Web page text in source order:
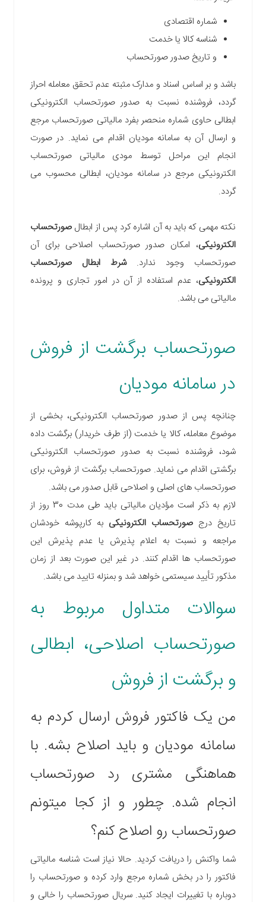
شماره اقتصادی
شناسه کالا یا خدمت
و تاریخ صدور صورتحساب
باشد و بر اساس اسناد و مدارک مثبته عدم تحقق معامله احراز
گردد، فروشنده نسبت به صدور صورتحساب الکترونیکی
ابطالی حاوی شماره منحصر بفرد مالیاتی صورتحساب مرجع
و ارسال آن به سامانه مودیان اقدام می نماید. در صورت
انجام این مراحل توسط مودی مالیاتی صورتحساب
الکترونیکی مرجع در سامانه مودیان، ابطالی محسوب می
گردد.
نکته مهمی که باید به آن اشاره کرد پس از ابطال صورتحساب
الکترونیکی، امکان صدور صورتحساب اصلاحی برای آن
صورتحساب وجود ندارد.شرط ابطال صورتحساب
الکترونیکی، عدم استفاده از آن در امور تجاری و پرونده
مالیاتی می باشد.
صورتحساب برگشت از فروش
در سامانه مودیان
چنانچه پس از صدور صورتحساب الکترونیکی، بخشی از
موضوع معامله، کالا یا خدمت (از طرف خریدار) برگشت داده
شود، فروشنده نسبت به صدور صورتحساب الکترونیکی
برگشتی اقدام می نماید. صورتحساب برگشت از فروش، برای
صورتحساب های اصلی و اصلاحی قابل صدور می باشد.
لازم به ذکر است مؤدیان مالیاتی باید طی مدت 30 روز از
تاریخ درج صورتحساب الکترونیکی به کارپوشه خودشان
مراجعه و نسبت به اعلام پذیرش یا عدم پذیرش این
صورتحساب ها اقدام کنند. در غیر این صورت بعد از زمان
مذکور تأیید سیستمی خواهد شد و بمنزله تایید می باشد.
سوالات متداول مربوط به
صورتحساب اصلاحی، ابطالی
و برگشت از فروش
من یک فاکتور فروش ارسال کردم به
سامانه مودیان و باید اصلاح بشه. با
هماهنگی مشتری رد صورتحساب
انجام شده. چطور و از کجا میتونم
صورتحساب رو اصلاح کنم؟
شما واکنش را دریافت کردید. حالا نیاز است شناسه مالیاتی
فاکتور را در بخش شماره مرجع وارد کرده و صورتحساب را
دوباره با تغییرات ایجاد کنید. سریال صورتحساب را خالی و